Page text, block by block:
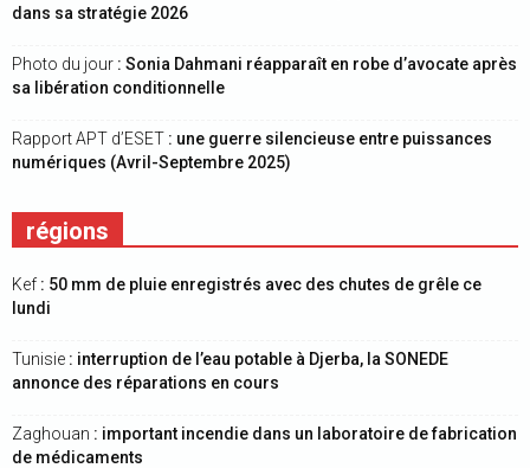
dans sa stratégie 2026
Photo du jour : Sonia Dahmani réapparaît en robe d’avocate après
sa libération conditionnelle
Rapport APT d’ESET : une guerre silencieuse entre puissances
numériques (Avril-Septembre 2025)
régions
Kef : 50 mm de pluie enregistrés avec des chutes de grêle ce
lundi
Tunisie : interruption de l’eau potable à Djerba, la SONEDE
annonce des réparations en cours
Zaghouan : important incendie dans un laboratoire de fabrication
de médicaments